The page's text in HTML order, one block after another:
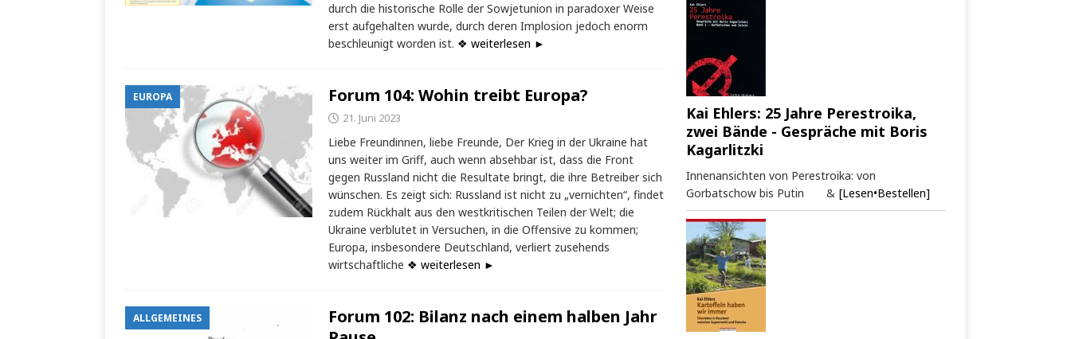
durch die historische Rolle der Sowjetunion in paradoxer Weise
erst aufgehalten wurde, durch deren Implosion jedoch enorm
beschleunigt worden ist. ❖ weiterlesen ►
EUROPA Forum 104: Wohin treibt Europa?
21. Juni 2023
Liebe Freundinnen, liebe Freunde, Der Krieg in der Ukraine hat
uns weiter im Griff, auch wenn absehbar ist, dass die Front
gegen Russland nicht die Resultate bringt, die ihre Betreiber sich
wünschen. Es zeigt sich: Russland ist nicht zu „vernichten“, findet
zudem Rückhalt aus den westkritischen Teilen der Welt; die
Ukraine verblutet in Versuchen, in die Offensive zu kommen;
Europa, insbesondere Deutschland, verliert zusehends
wirtschaftliche ❖ weiterlesen ►
ALLGEMEINES
Forum 102: Bilanz nach einem halben Jahr
Kai Ehlers: 25 Jahre Perestroika,
zwei Bände - Gespräche mit Boris
Kagarlitzki
Innenansichten von Perestroika: von
Gorbatschow bis Putin & [Lesen•Bestellen]